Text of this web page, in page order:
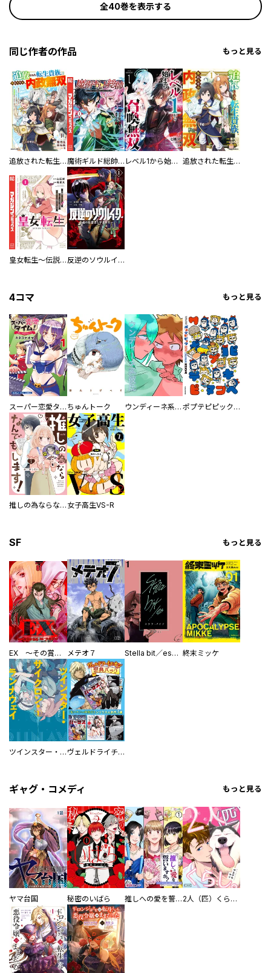
全40巻を表示する
同じ作者の作品 もっと見る
追放された転生貴族、外れスキルで内政無双～気ままに領地運営するはずが、スキル『ガチャ』のお陰で最強領地を作り上げてしまった～【分冊版】 魔術ギルド総帥～生まれ変わって今更やり直す２度目の学院生活～ レベル1から始まる召喚無双 THE COMIC 追放された転生貴族、外れスキルで内政無双～気ままに領地運営するはずが、スキル『ガチャ』のお陰で最強領地を作り上げてしまった～
皇女転生～伝説の大魔導士（♂）、姫騎士となりて伝説の令嬢騎士団を作り無双する～ 反逆のソウルイーター -魂の捕食者と少女たち-
4コマ もっと見る
スーパー恋愛タイム！～現場でドＳな彼女は自宅でデレる～ ちゅんトーク ウンディーネ系彼氏 ポプテピピック SEASON EIGHT
推しの為ならなんでもします！ 女子高生VS-R
SF もっと見る
EX ～その賞金稼ぎは、世界の出口を探す～【単行本版】 メテオ７ Stella bit／es【単話版】 終末ミッケ
ツインスター・サイクロン・ランナウェイ ヴェルドライチオシ聖典パック 『転スラ』ミニ画集付き シリウス人気作３選
ギャグ・コメディ もっと見る
ヤマ台国 秘密のいばら 推しへの愛を誓いますか？～アラサー女子、推しは逃げぬが人生逃げる～ 2人（匹）くらし。